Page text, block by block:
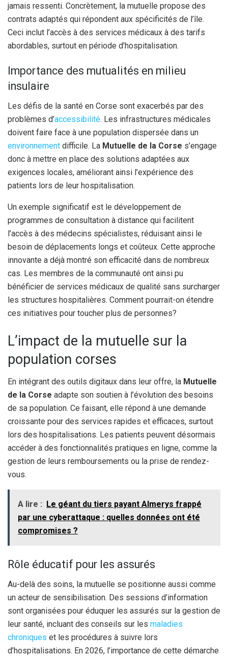
jamais ressenti. Concrètement, la mutuelle propose des
contrats adaptés qui répondent aux spécificités de l’île.
Ceci inclut l’accès à des services médicaux à des tarifs
abordables, surtout en période d’hospitalisation.
Importance des mutualités en milieu
insulaire
Les défis de la santé en Corse sont exacerbés par des
problèmes d’accessibilité. Les infrastructures médicales
doivent faire face à une population dispersée dans un
environnement difficile. La Mutuelle de la Corse s’engage
donc à mettre en place des solutions adaptées aux
exigences locales, améliorant ainsi l’expérience des
patients lors de leur hospitalisation.
Un exemple significatif est le développement de
programmes de consultation à distance qui facilitent
l’accès à des médecins spécialistes, réduisant ainsi le
besoin de déplacements longs et coûteux. Cette approche
innovante a déjà montré son efficacité dans de nombreux
cas. Les membres de la communauté ont ainsi pu
bénéficier de services médicaux de qualité sans surcharger
les structures hospitalières. Comment pourrait-on étendre
ces initiatives pour toucher plus de personnes?
L’impact de la mutuelle sur la
population corses
En intégrant des outils digitaux dans leur offre, la Mutuelle
de la Corse adapte son soutien à l’évolution des besoins
de sa population. Ce faisant, elle répond à une demande
croissante pour des services rapides et efficaces, surtout
lors des hospitalisations. Les patients peuvent désormais
accéder à des fonctionnalités pratiques en ligne, comme la
gestion de leurs remboursements ou la prise de rendez-
vous.
A lire :
Le géant du tiers payant Almerys frappé
par une cyberattaque : quelles données ont été
compromises ?
Rôle éducatif pour les assurés
Au-delà des soins, la mutuelle se positionne aussi comme
un acteur de sensibilisation. Des sessions d’information
sont organisées pour éduquer les assurés sur la gestion de
leur santé, incluant des conseils sur les maladies
chroniques et les procédures à suivre lors
d’hospitalisations. En 2026, l’importance de cette démarche